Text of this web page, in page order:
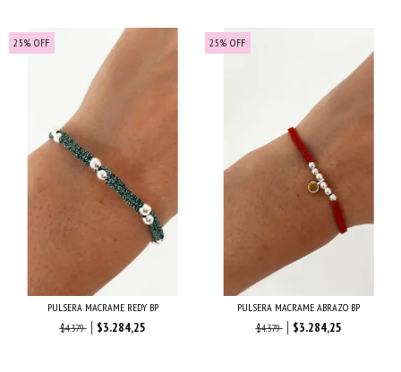
25% OFF
PULSERA MACRAME REDY BP
$4.379
$3.284,25
25% OFF
PULSERA MACRAME ABRAZO BP
$4.379
$3.284,25